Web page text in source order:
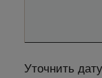
Уточнить